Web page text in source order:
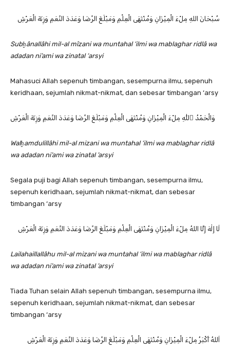
سُبْحَانَ اللهِ مِلْءَ الْمِيْزَانِ وَمُنْتَهَى الْعِلْمِ وَمَبْلَغَ الرِّضَا وَعَدَدَ النِّعَمِ وَزِنَةَ الْعَرْشِ
Subḫânallâhi mil-al mîzani wa muntahal ‘ilmi wa mablaghar ridlâ wa
adadan ni’ami wa zinatal ‘arsyi
Mahasuci Allah sepenuh timbangan, sesempurna ilmu, sepenuh
keridhaan, sejumlah nikmat-nikmat, dan sebesar timbangan ‘arsy
وَالْحَمْدُ ِللّٰهِ مِلْءَ الْمِيْزَانِ وَمُنْتَهَى الْعِلْمِ وَمَبْلَغَ الرِّضَا وَعَدَدَ النِّعَمِ وَزِنَةَ الْعَرْشِ
Walḫamdulillâhi mil-al mizani wa muntahal ‘ilmi wa mablaghar ridlâ
wa adadan ni’ami wa zinatal ’arsyi
Segala puji bagi Allah sepenuh timbangan, sesempurna ilmu,
sepenuh keridhaan, sejumlah nikmat-nikmat, dan sebesar
timbangan ‘arsy
لَا إِلٰهَ إِلَّا اللهُ مِلْءَ الْمِيْزَانِ وَمُنْتَهَى الْعِلْمِ وَمَبْلَغَ الرِّضَا وَعَدَدَ النِّعَمِ وَزِنَةَ الْعَرْشِ
Lailahaillallâhu mil-al mizani wa muntahal ‘ilmi wa mablaghar ridlâ
wa adadan ni’ami wa zinatal ’arsyi
Tiada Tuhan selain Allah sepenuh timbangan, sesempurna ilmu,
sepenuh keridhaan, sejumlah nikmat-nikmat, dan sebesar
timbangan ‘arsy
اَللهُ أَكْبَرُ مِلْءَ الْمِيْزَانِ وَمُنْتَهَى الْعِلْمِ وَمَبْلَغَ الرِّضَا وَعَدَدَ النِّعَمِ وَزِنَةَ الْعَرْشِ